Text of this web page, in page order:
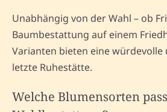
Unabhängig von der Wahl – ob
Baumbestattung auf einem
Varianten bieten eine
letzte Ruhestätte.
Welche Blumensorten